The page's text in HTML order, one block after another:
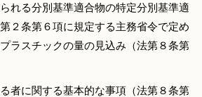
れる分別基準適合物の特定分別基準適
２条第６項に規定する主務省令で定め
ラスチックの量の見込み（法第８条第
者に関する基本的な事項（法第８条第